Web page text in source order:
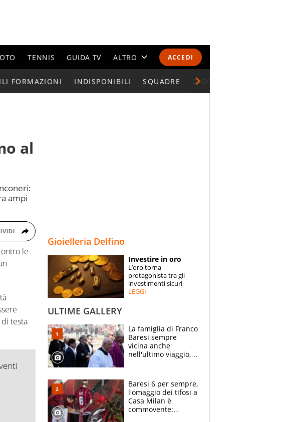
ACCEDI
TENNIS GUIDA TV ALTRO
CALENDARI E CLASSIFICHE
ESPERTI
CONTATTI
FORMAZIONI INDISPONIBILI SQUADRE GIOCATORI SERIE A
al
ampi
le
testa
Gioielleria Delfino
Investire in oro
L’oro torna
protagonista tra gli
investimenti sicuri
LEGGI
ULTIME GALLERY
La famiglia di Franco
Baresi sempre
vicina anche
nell'ultimo viaggio,
circondati
dall'affetto dei tifosi
Baresi 6 per sempre,
l'omaggio dei tifosi a
Casa Milan è
commovente: